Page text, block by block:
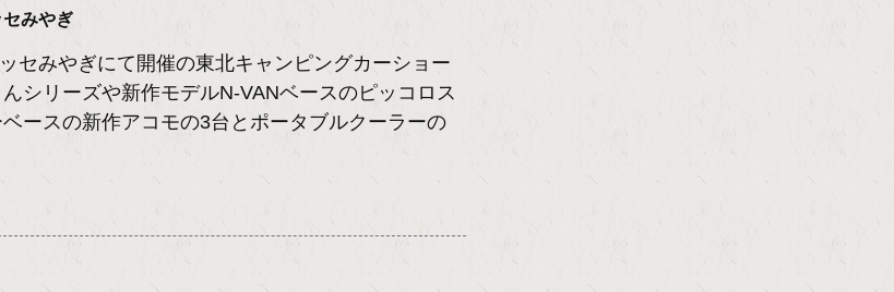
セみやぎ
セみやぎにて開催の東北キャンピングカーショー
シリーズや新作モデルN-VANベースのピッコロス
ースの新作アコモの3台とポータブルクーラーの